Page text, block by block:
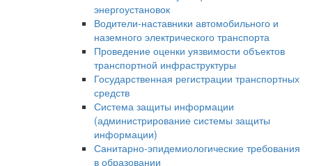
энергоустановок
Водители-наставники автомобильного и
наземного электрического транспорта
Проведение оценки уязвимости объектов
транспортной инфраструктуры
Государственная регистрации транспортных
средств
Система защиты информации
(администрирование системы защиты
информации)
Санитарно-эпидемиологические требования
в образовании